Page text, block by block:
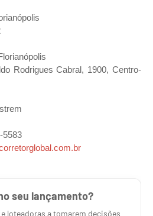
Rodrigues Cabral, 1900, Centro-
5583
seu lançamento?
loteadoras a tomarem decisões